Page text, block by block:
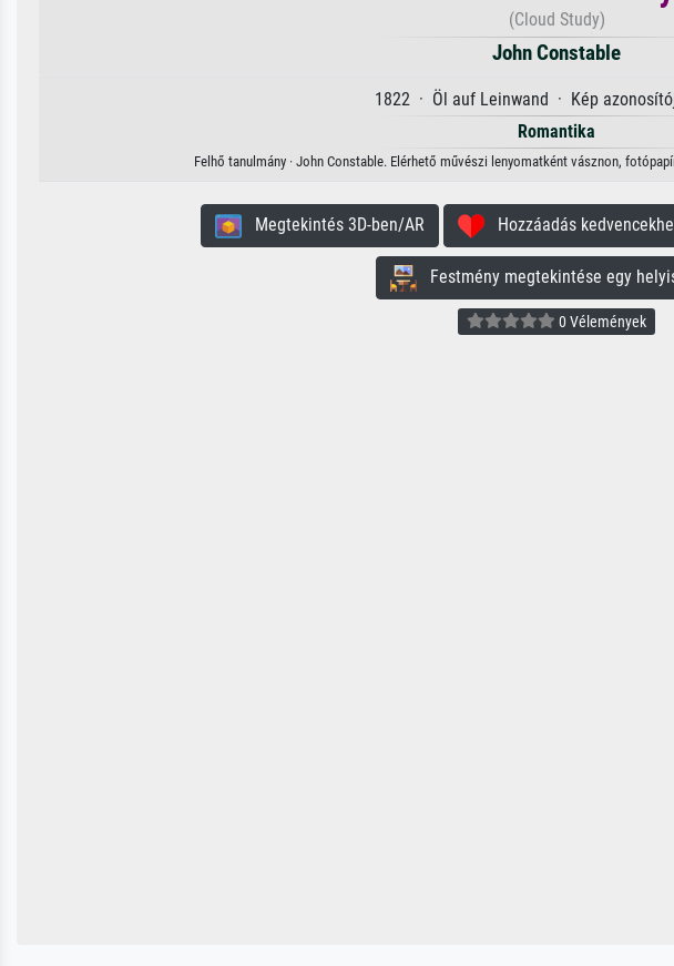
(Cloud Study)
John Constable
1822 · Öl auf Leinwand · Kép
Romantika
Felhő tanulmány · John Constable. Elérhető művészi lenyomatként vásznon,
Megtekintés 3D-ben/AR Hozzáadás
Festmény megtekintése egy
0 Vélemények